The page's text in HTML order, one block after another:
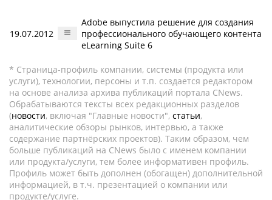
19.07.2012
Adobe выпустила решение для создания
профессионального обучающего контента
eLearning Suite 6
* Страница-профиль компании, системы (продукта или
услуги), технологии, персоны и т.п. создается редактором
на основе анализа архива публикаций портала CNews.
Обрабатываются тексты всех редакционных разделов
(новости, включая "Главные новости", статьи,
аналитические обзоры рынков, интервью, а также
содержание партнёрских проектов). Таким образом, чем
больше публикаций на CNews было с именем компании
или продукта/услуги, тем более информативен профиль.
Профиль может быть дополнен (обогащен) дополнительной
информацией, в т.ч. презентацией о компании или
продукте/услуге.